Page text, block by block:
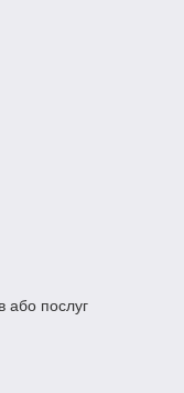
або послуг